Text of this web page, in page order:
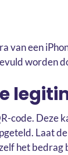
van een
worden
code. Deze
Laat
het